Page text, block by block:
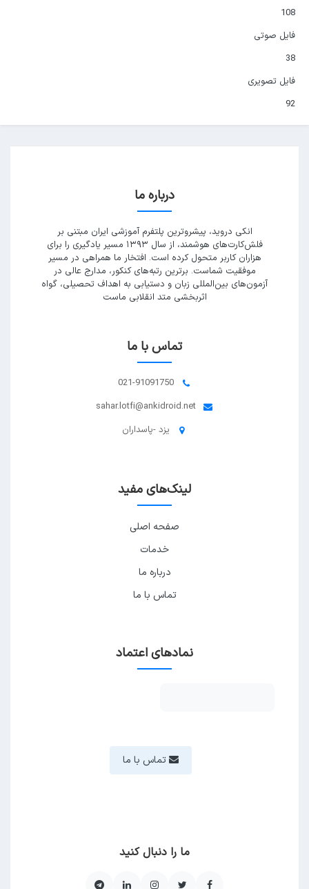
108
فایل صوتی
38
فایل تصویری
92
درباره ما
انکی دروید، پیشروترین پلتفرم آموزشی ایران مبتنی بر
فلش‌کارت‌های هوشمند، از سال ۱۳۹۳ مسیر یادگیری را برای
هزاران کاربر متحول کرده است. افتخار ما همراهی در مسیر
موفقیت شماست. برترین رتبه‌های کنکور، مدارج عالی در
آزمون‌های بین‌المللی زبان و دستیابی به اهداف تحصیلی، گواه
اثربخشی متد انقلابی ماست
تماس با ما
021-91091750
sahar.lotfi@ankidroid.net
یزد -پاسداران
لینک‌های مفید
صفحه اصلی
خدمات
درباره ما
تماس با ما
نمادهای اعتماد
تماس با ما
ما را دنبال کنید